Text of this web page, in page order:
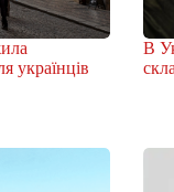
українців
В